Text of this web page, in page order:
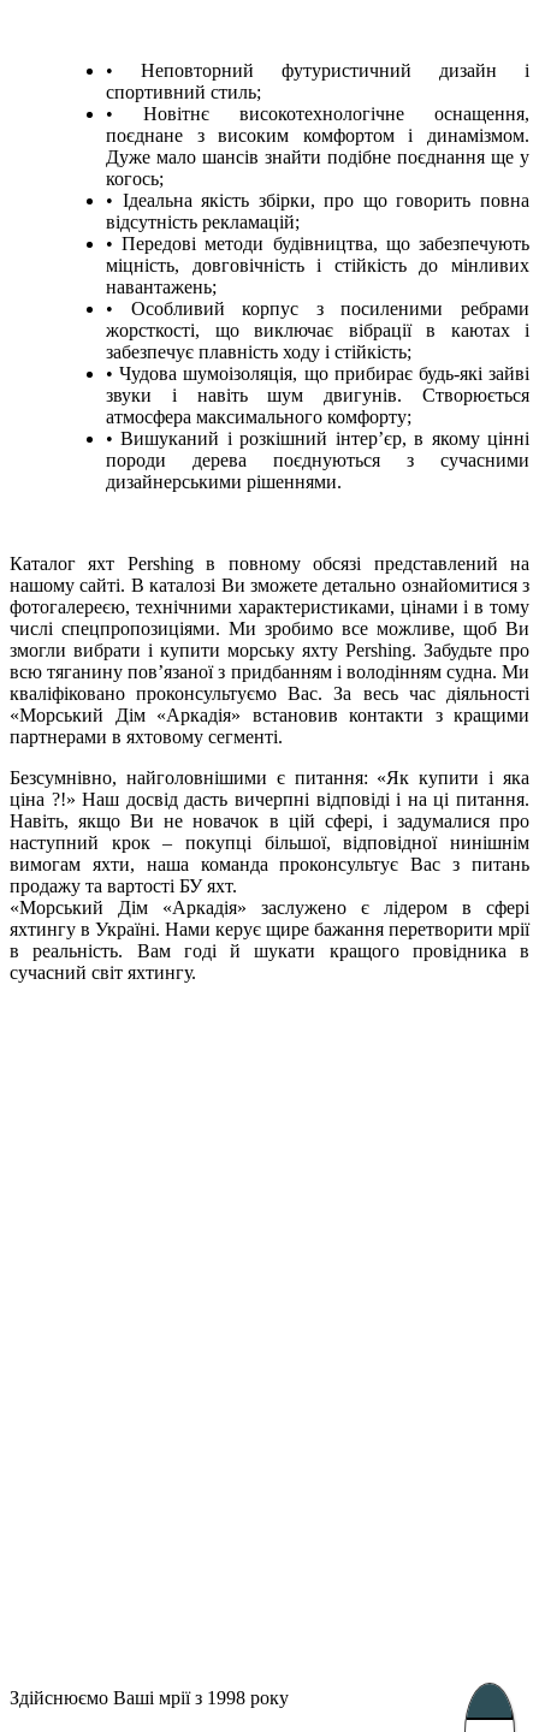
• Неповторний футуристичний дизайн і
спортивний стиль;
• Новітнє високотехнологічне оснащення,
поєднане з високим комфортом і динамізмом.
Дуже мало шансів знайти подібне поєднання ще у
когось;
• Ідеальна якість збірки, про що говорить повна
відсутність рекламацій;
• Передові методи будівництва, що забезпечують
міцність, довговічність і стійкість до мінливих
навантажень;
• Особливий корпус з посиленими ребрами
жорсткості, що виключає вібрації в каютах і
забезпечує плавність ходу і стійкість;
• Чудова шумоізоляція, що прибирає будь-які зайві
звуки і навіть шум двигунів. Створюється
атмосфера максимального комфорту;
• Вишуканий і розкішний інтер’єр, в якому цінні
породи дерева поєднуються з сучасними
дизайнерськими рішеннями.
Каталог яхт Pershing в повному обсязі представлений на
нашому сайті. В каталозі Ви зможете детально ознайомитися з
фотогалереєю, технічними характеристиками, цінами і в тому
числі спецпропозиціями. Ми зробимо все можливе, щоб Ви
змогли вибрати і купити морську яхту Pershing. Забудьте про
всю тяганину пов’язаної з придбанням і володінням судна. Ми
кваліфіковано проконсультуємо Вас. За весь час діяльності
«Морський Дім «Аркадія» встановив контакти з кращими
партнерами в яхтовому сегменті.
Безсумнівно, найголовнішими є питання: «Як купити і яка
ціна ?!» Наш досвід дасть вичерпні відповіді і на ці питання.
Навіть, якщо Ви не новачок в цій сфері, і задумалися про
наступний крок – покупці більшої, відповідної нинішнім
вимогам яхти, наша команда проконсультує Вас з питань
продажу та вартості БУ яхт.
«Морський Дім «Аркадія» заслужено є лідером в сфері
яхтингу в Україні. Нами керує щире бажання перетворити мрії
в реальність. Вам годі й шукати кращого провідника в
сучасний світ яхтингу.
Здійснюємо Ваші мрії з 1998 року